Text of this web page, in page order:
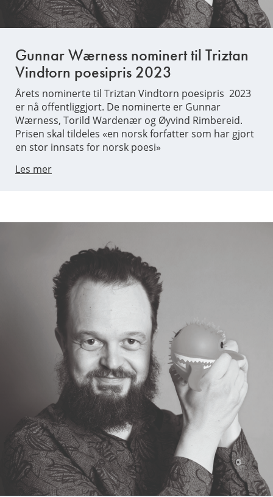
Gunnar Wærness nominert til Triztan
Vindtorn poesipris 2023
Årets nominerte til Triztan Vindtorn poesipris 2023
er nå offentliggjort. De nominerte er Gunnar
Wærness, Torild Wardenær og Øyvind Rimbereid.
Prisen skal tildeles «en norsk forfatter som har gjort
en stor innsats for norsk poesi»
Les mer